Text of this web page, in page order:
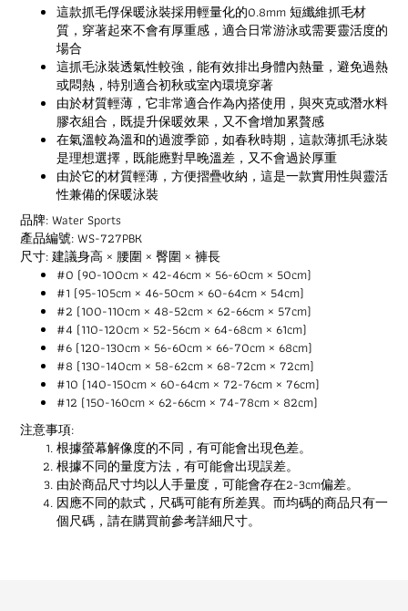
這款抓毛俘保暖泳裝採用輕量化的0.8mm 短纖維抓毛材
質，穿著起來不會有厚重感，適合日常游泳或需要靈活度的
場合
這抓毛泳裝透氣性較強，能有效排出身體內熱量，避免過熱
或悶熱，特別適合初秋或室內環境穿著
由於材質輕薄，它非常適合作為內搭使用，與夾克或潛水料
膠衣組合，既提升保暖效果，又不會增加累贅感
在氣溫較為溫和的過渡季節，如春秋時期，這款薄抓毛泳裝
是理想選擇，既能應對早晚溫差，又不會過於厚重
由於它的材質輕薄，方便摺疊收納，這是一款實用性與靈活
性兼備的保暖泳裝
品牌: Water Sports
產品編號: WS-727PBK
尺寸: 建議身高 × 腰圍 × 臀圍 × 褲長
#0 (90-100cm × 42-46cm × 56-60cm × 50cm)
#1 (95-105cm × 46-50cm × 60-64cm × 54cm)
#2 (100-110cm × 48-52cm × 62-66cm × 57cm)
#4 (110-120cm × 52-56cm × 64-68cm × 61cm)
#6 (120-130cm × 56-60cm × 66-70cm × 68cm)
#8 (130-140cm × 58-62cm × 68-72cm × 72cm)
#10 (140-150cm × 60-64cm × 72-76cm × 76cm)
#12 (150-160cm × 62-66cm × 74-78cm × 82cm)
注意事項:
根據螢幕解像度的不同，有可能會出現色差。
根據不同的量度方法，有可能會出現誤差。
由於商品尺寸均以人手量度，可能會存在2-3cm偏差。
因應不同的款式，尺碼可能有所差異。而均碼的商品只有一
個尺碼，請在購買前參考詳細尺寸。